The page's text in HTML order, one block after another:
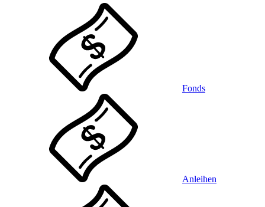
Fonds
Anleihen